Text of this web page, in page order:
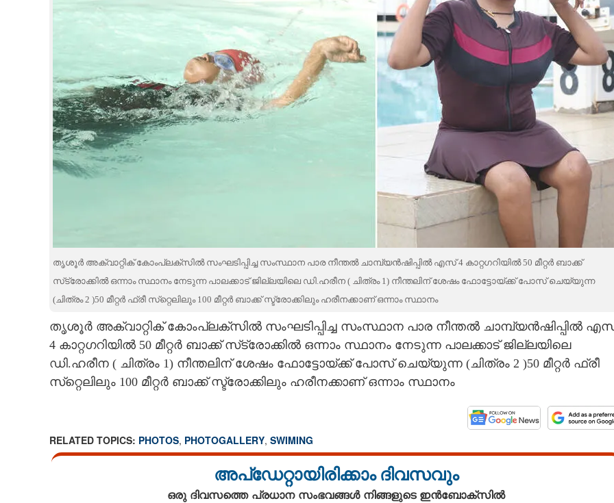
SPIRITUAL
CARTOONS
തൃശൂർ അക്വാറ്റിക് കോംപ്ലക്സിൽ സംഘടിപ്പിച്ച സംസ്ഥാന പാര നീന്തൽ ചാമ്പ്യൻഷിപ്പിൽ എസ് 4 കാറ്റഗറിയിൽ 50 മീറ്റർ ബാക്ക്
സ്‌ട്രോക്കിൽ ഒന്നാം സ്ഥാനം നേടുന്ന പാലക്കാട് ജില്ലയിലെ ഡി.ഹരീന ( ചിത്രം 1) നീന്തലിന് ശേഷം ഫോട്ടോയ്ക്ക് പോസ് ചെയ്യുന്ന
(ചിത്രം 2 )50 മീറ്റർ ഫ്രീ സ്‌റ്റെലിലും 100 മീറ്റർ ബാക്ക് സ്ട്രോക്കിലും ഹരീനക്കാണ് ഒന്നാം സ്ഥാനം
തൃശൂർ അക്വാറ്റിക് കോംപ്ലക്സിൽ സംഘടിപ്പിച്ച സംസ്ഥാന പാര നീന്തൽ ചാമ്പ്യൻഷിപ്പിൽ
4 കാറ്റഗറിയിൽ 50 മീറ്റർ ബാക്ക് സ്‌ട്രോക്കിൽ ഒന്നാം സ്ഥാനം നേടുന്ന പാലക്കാട് ജില്ലയിലെ
ഡി.ഹരീന ( ചിത്രം 1) നീന്തലിന് ശേഷം ഫോട്ടോയ്ക്ക് പോസ് ചെയ്യുന്ന (ചിത്രം 2 )50 മീറ്റർ ഫ്രീ
സ്‌റ്റെലിലും 100 മീറ്റർ ബാക്ക് സ്ട്രോക്കിലും ഹരീനക്കാണ് ഒന്നാം സ്ഥാനം
RELATED TOPICS: PHOTOS, PHOTOGALLERY, SWIMING
അപ്ഡേറ്റായിരിക്കാം ദിവസവും
ഒരു ദിവസത്തെ പ്രധാന സംഭവങ്ങൾ നിങ്ങളുടെ ഇൻബോക്സിൽ